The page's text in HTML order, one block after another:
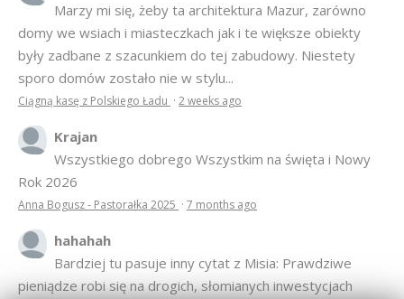
Marzy mi się, żeby ta architektura Mazur, zarówno
domy we wsiach i miasteczkach jak i te większe obiekty
były zadbane z szacunkiem do tej zabudowy. Niestety
sporo domów zostało nie w stylu...
Ciągną kasę z Polskiego Ładu · 2 weeks ago
Krajan
Wszystkiego dobrego Wszystkim na święta i Nowy
Rok 2026
Anna Bogusz - Pastorałka 2025 · 7 months ago
hahahah
Bardziej tu pasuje inny cytat z Misia: Prawdziwe
pieniądze robi się na drogich, słomianych inwestycjach